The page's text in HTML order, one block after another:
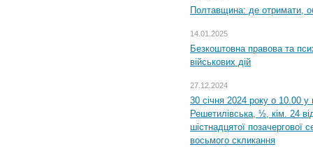
Полтавщина: де отримати,
14.01.2025
Безкоштовна правова та
військових дій
27.12.2024
30 січня 2024 року о 10.00 у
Решетилівська, ½, кім. 24
шістнадцятої позачергової
восьмого скликання